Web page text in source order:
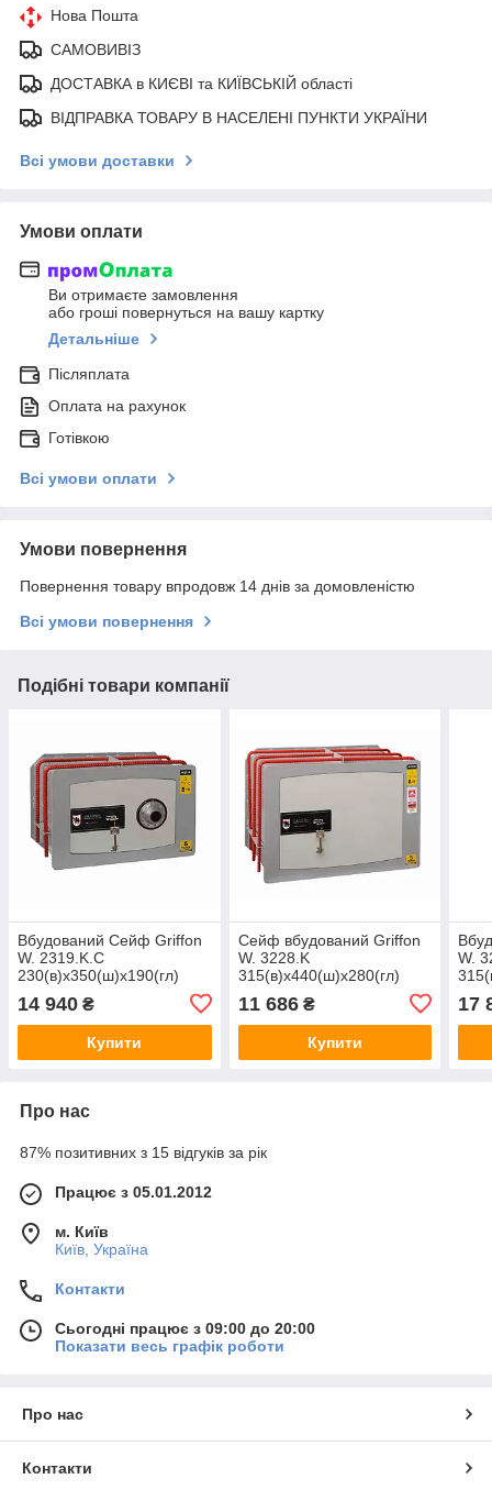
Нова Пошта
САМОВИВІЗ
ДОСТАВКА в КИЄВІ та КИЇВСЬКІЙ області
ВІДПРАВКА ТОВАРУ В НАСЕЛЕНІ ПУНКТИ УКРАЇНИ
Всі умови доставки
Умови оплати
Ви отримаєте замовлення
або гроші повернуться на вашу картку
Детальніше
Післяплата
Оплата на рахунок
Готівкою
Всі умови оплати
Умови повернення
Повернення товару впродовж 14 днів за домовленістю
Всі умови повернення
Подібні товари компанії
Вбудований Сейф Griffon
W. 2319.K.C
230(в)х350(ш)х190(гл)
(сейф вбудований в стіну,
тайник)
14 940 ₴
Купити
Сейф вбудований Griffon
W. 3228.K
315(в)х440(ш)х280(гл)
(сейф вбудований в стіну,
тайник)
11 686₴
Купити
W.
17
Про нас
87% позитивних з 15 відгуків за рік
Працює з 05.01.2012
м. Київ
Київ, Україна
Контакти
Сьогодні працює з 09:00 до 20:00
Показати весь графік роботи
Про нас
Контакти